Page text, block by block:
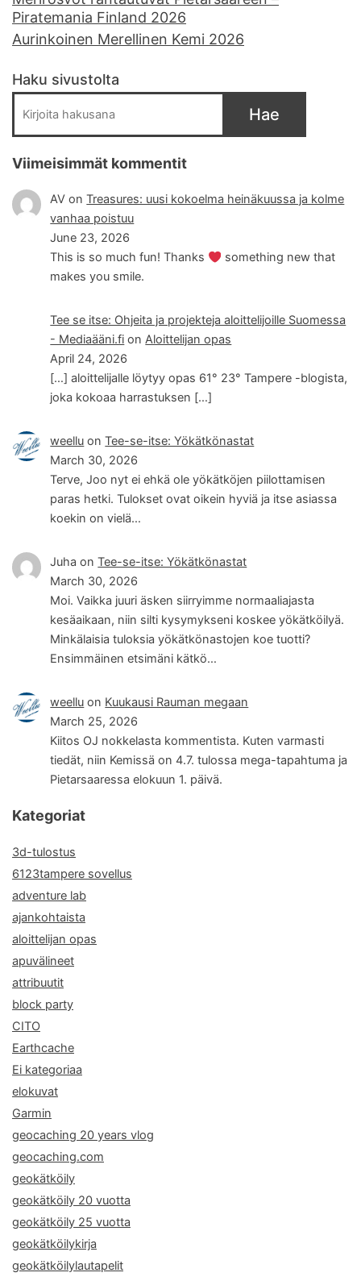
Piratemania Finland 2026
Aurinkoinen Merellinen Kemi 2026
Haku sivustolta
Hae
Viimeisimmät kommentit
AV onTreasures: uusi kokoelma heinäkuussa ja kolme
vanhaa poistuu
June 23, 2026
This is so much fun! Thanks
something new that
makes you smile.
Tee se itse: Ohjeita ja projekteja aloittelijoille Suomessa
- Mediaääni.fi onAloittelijan opas
April 24, 2026
[…] aloittelijalle löytyy opas 61° 23° Tampere -blogista,
joka kokoaa harrastuksen […]
weellu onTee-se-itse: Yökätkönastat
March 30, 2026
Terve, Joo nyt ei ehkä ole yökätköjen piilottamisen
paras hetki. Tulokset ovat oikein hyviä ja itse asiassa
koekin on vielä…
Juha onTee-se-itse: Yökätkönastat
March 30, 2026
Moi. Vaikka juuri äsken siirryimme normaaliajasta
kesäaikaan, niin silti kysymykseni koskee yökätköilyä.
Minkälaisia tuloksia yökätkönastojen koe tuotti?
Ensimmäinen etsimäni kätkö…
weellu on Kuukausi Rauman megaan
March 25, 2026
Kiitos OJ nokkelasta kommentista. Kuten varmasti
tiedät, niin Kemissä on 4.7. tulossa mega-tapahtuma ja
Pietarsaaressa elokuun 1. päivä.
Kategoriat
3d-tulostus
6123tampere sovellus
adventure lab
ajankohtaista
aloittelijan opas
apuvälineet
attribuutit
block party
CITO
Earthcache
Ei kategoriaa
elokuvat
Garmin
geocaching 20 years vlog
geocaching.com
geokätköily
geokätköily 20 vuotta
geokätköily 25 vuotta
geokätköilykirja
geokätköilylautapelit